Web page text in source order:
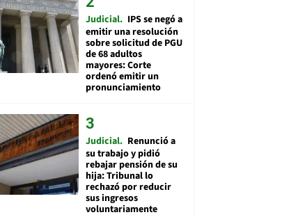
Judicial IPS se negó a
emitir una resolución
sobre solicitud de PGU
de 68 adultos
mayores: Corte
ordenó emitir un
pronunciamiento
Judicial Renunció a
su trabajo y pidió
rebajar pensión de su
hija: Tribunal lo
rechazó por reducir
sus ingresos
voluntariamente